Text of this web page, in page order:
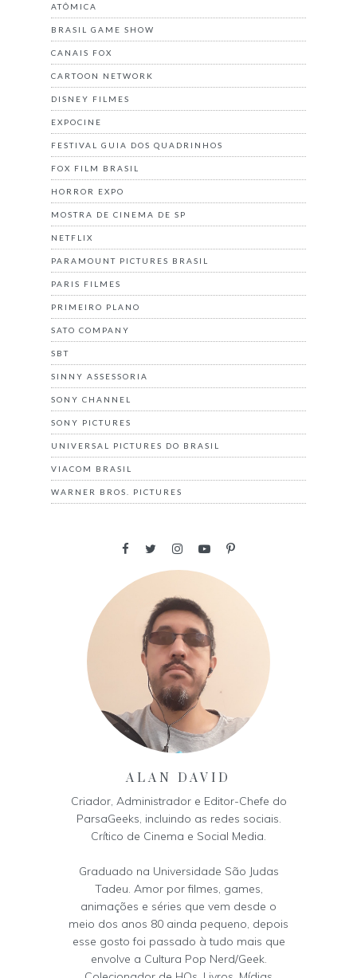
ATÔMICA
BRASIL GAME SHOW
CANAIS FOX
CARTOON NETWORK
DISNEY FILMES
EXPOCINE
FESTIVAL GUIA DOS QUADRINHOS
FOX FILM BRASIL
HORROR EXPO
MOSTRA DE CINEMA DE SP
NETFLIX
PARAMOUNT PICTURES BRASIL
PARIS FILMES
PRIMEIRO PLANO
SATO COMPANY
SBT
SINNY ASSESSORIA
SONY CHANNEL
SONY PICTURES
UNIVERSAL PICTURES DO BRASIL
VIACOM BRASIL
WARNER BROS. PICTURES
ALAN DAVID
Criador, Administrador e Editor-Chefe do
ParsaGeeks, incluindo as redes sociais.
Crítico de Cinema e Social Media.
Graduado na Universidade São Judas
Tadeu. Amor por filmes, games,
animações e séries que vem desde o
meio dos anos 80 ainda pequeno, depois
esse gosto foi passado à tudo mais que
envolve a Cultura Pop Nerd/Geek.